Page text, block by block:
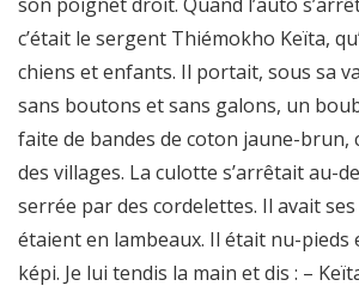
c’était le sergent Thiémokho Keïta,
chiens et enfants. Il portait, sous sa
sans boutons et sans galons, un
faite de bandes de coton jaune-brun,
des villages. La culotte s’arrêtait au-
serrée par des cordelettes. Il avait
étaient en lambeaux. Il était nu-
képi. Je lui tendis la main et dis : –